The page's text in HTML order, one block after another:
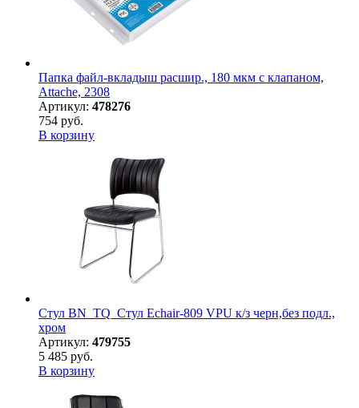
Папка файл-вкладыш расшир., 180 мкм с клапаном,
Attache, 2308
Артикул: 478276
754 руб.
В корзину
Стул BN_TQ_Стул Echair-809 VPU к/з черн,без подл.,
хром
Артикул: 479755
5 485 руб.
В корзину